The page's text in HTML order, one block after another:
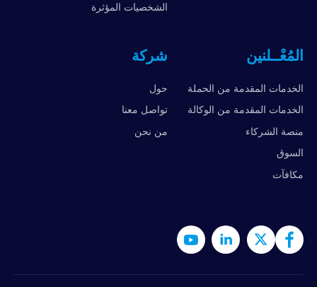
الشخصيات المؤثرة
المُعْــلنين
الخدمات المقدمة من الحملة
الخدمات المقدمة من الوكالة
منصة الشركاء
السوق
مكافآت
شركة
حول
تواصل معنا
من نحن